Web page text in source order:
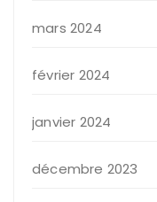
mars 2024
février 2024
janvier 2024
décembre 2023